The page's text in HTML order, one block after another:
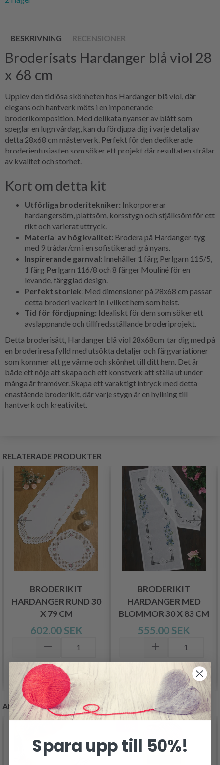
BESKRIVNING RECENSIONER
Broderisats Hardanger blå viol 28
x 68 cm
Upplev den tidlösa skönheten hos Hardanger blå viol, där
elegans och hantverk möts i en imponerande
broderikomposition. Med delikata nyanser av blått som
speglar en lugn vårdag, kan du fördjupa dig i varje detalj av
detta 28x68 cm mästerverk. Perfekt för den dedikerade
broderientusiasten som söker ett projekt där resultaten strålar
av kvalitet och storhet.
Kort om detta kit
Utförliga broderitekniker: Inkorporerar
hardangersöm, plattsöm, korsstygn och stjälksöm för ett
rikt och varierat uttryck.
Material av hög kvalitet: Brodera på Hardanger-tyg
med 9 trådar/cm i en sofistikerad grå nyans.
Inspirerande garnval: Innehåller 1 färg Perlgarn 115/5,
1 färg Perlgarn 116/8 och 8 färger Mouliné för en
levande, färgglad design.
Perfekt storlek: Med dimensioner på 28x68 cm passar
detta broderi vackert in i vilket hem som helst.
Tid för fördjupning: Idealiskt för dem som söker ett
avslappnande och tillfredsställande broderiprojekt.
Detta broderisätt, Hardanger blå viol 28x68cm, tar dig med på
en broderiresa fylld med utsökta detaljer och färgvariationer
som kommer att ge värme och skönhet till ditt hem. Det är
både ett nöje att skapa och ett konstverk att ställa ut under
många år framöver. Skapa ett varaktigt intryck med detta
enastående broderikit, där varje stygn är en hyllning till
hantverk och kreativitet.
RELATERADE PRODUKTER
BRODERIKIT
HARDANGER RUND 30
X 79 CM
602.00 SEK
Lägg till varukorgen
BRODERIKIT
HARDANGER MED
BLOMMOR 30 X 83 CM
555.00 SEK
Lägg till varukorgen
ANDRA KUNDER KÖPTE
Spara upp till 50%!